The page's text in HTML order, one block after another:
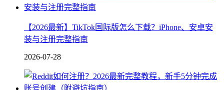
【2026最新】TikTok国际版怎么下载？iPhone、安卓安
装与注册完整指南
2026-07-28